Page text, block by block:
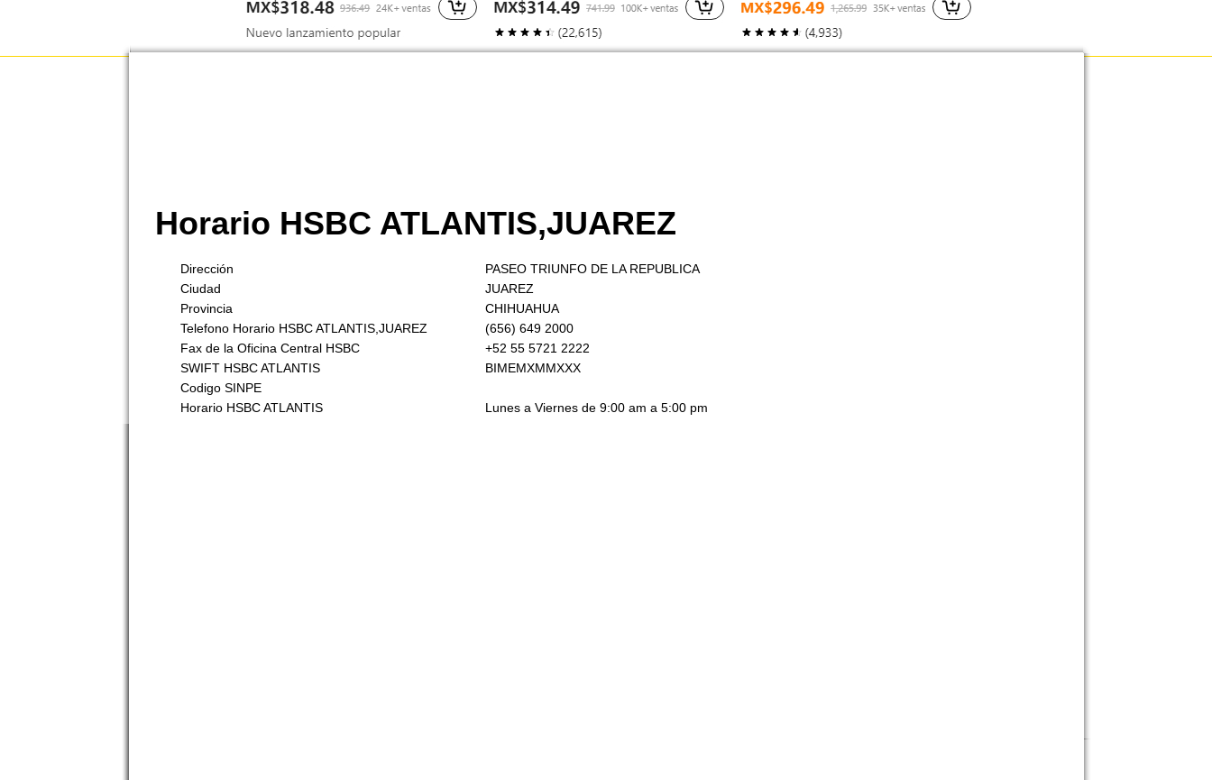
Horario HSBC ATLANTIS,JUAREZ
Dirección
PASEO TRIUNFO DE LA REPUBLICA
Ciudad
JUAREZ
Provincia
CHIHUAHUA
Telefono Horario HSBC ATLANTIS,JUAREZ
(656) 649 2000
Fax de la Oficina Central HSBC
+52 55 5721 2222
SWIFT HSBC ATLANTIS
BIMEMXMMXXX
Codigo SINPE
Horario HSBC ATLANTIS
Lunes a Viernes de 9:00 am a 5:00 pm